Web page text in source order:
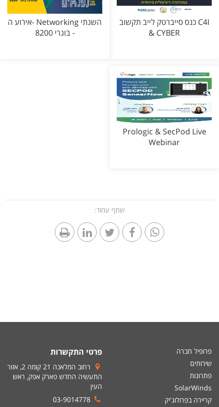
כנס סייברטק לייב תקשוב C4I
& CYBER
אירוע ה- Networking השנתי
- בוגרי 8200
Prologic & SecPod Live
Webinar
שתף עמוד:
פרופיל חברה
שירותים
פתרונות
SolarWinds
קריירה בפרולוג'יק
פרטי התקשרות
רחוב המלאכה 21 קומה 2, אזור
התעשיה החדש פארק אפק, ראש
העין
03-9014778